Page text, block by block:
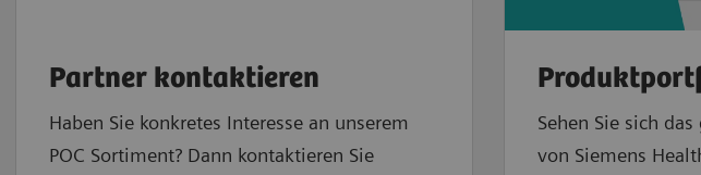
Partner kontaktieren
Haben Sie konkretes Interesse an unserem
POC Sortiment? Dann kontaktieren Sie
Sehen Sie sich
von Siemens